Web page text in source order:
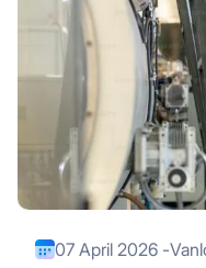
07 April 2026 -